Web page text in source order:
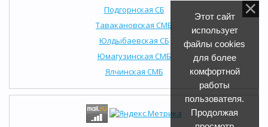
Подгорнская СБ
Тавакановская СМБ
Юлдыбаевская СБ
Юмагузинская СМБ
Ялчинская СМБ
Этот сайт
использует
файлы cookies
для более
комфортной
работы
пользователя.
Продолжая